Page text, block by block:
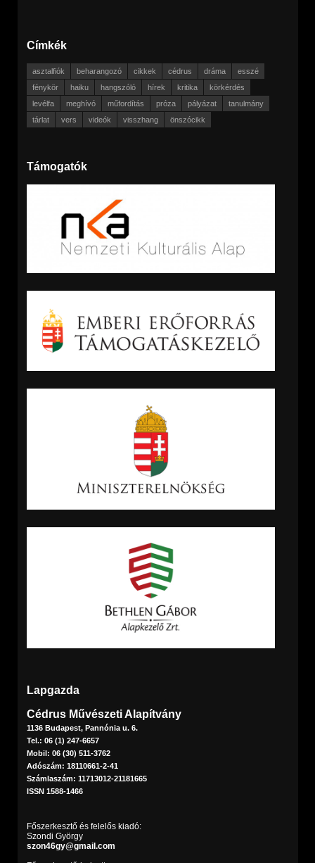
Címkék
asztalfiók beharangozó cikkek cédrus dráma
esszé
fénykör
haiku hangszóló hírek kritika
körkérdés
levélfa
meghívó műfordítás próza pályázat
tanulmány
tárlat
vers videók visszhang önszócikk
Támogatók
Lapgazda
Cédrus Művészeti Alapítvány
1136 Budapest, Pannónia u. 6.
Tel.: 06 (1) 247-6657
Mobil: 06 (30) 511-3762
Adószám: 18110661-2-41
Számlaszám: 11713012-21181665
ISSN 1588-1466
Főszerkesztő és felelős kiadó:
Szondi György
szon46gy@gmail.com